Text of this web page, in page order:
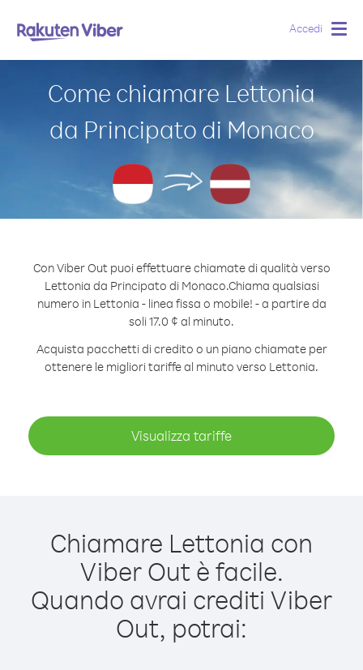
Accedi
Come chiamare Lettonia
da Principato di Monaco
Con Viber Out puoi effettuare chiamate di qualità verso
Lettonia da Principato di Monaco.Chiama qualsiasi
numero in Lettonia - linea fissa o mobile! - a partire da
soli 17.0 ¢ al minuto.
Acquista pacchetti di credito o un piano chiamate per
ottenere le migliori tariffe al minuto verso Lettonia.
Visualizza tariffe
Chiamare Lettonia con
Viber Out è facile.
Quando avrai crediti Viber
Out, potrai: